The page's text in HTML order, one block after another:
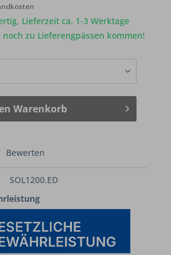
Lieferzeit ca. 1-3 Werktage
zu Lieferengpässen kommen!
Warenkorb
Bewerten
SOL1200.ED